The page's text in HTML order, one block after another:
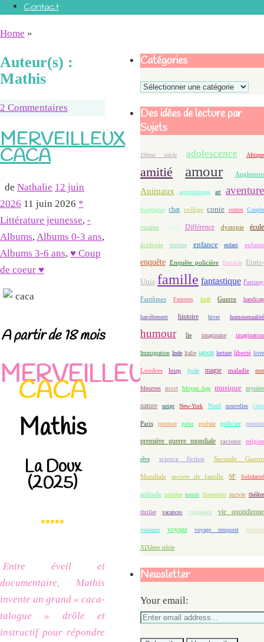
Contact
Home »
Auteur(s) :
Mathis
2 Commentaires
MERVEILLEUX
CACA
de Nathalie 12 juin
2026 11 juin 2026 *
Littérature jeunesse, -
Albums,Albums 0-3 ans,
Albums 3-6 ans, ♥ Coup
de coeur ♥
A partir de 18 mois
MERVEILLEUX
CACA
Mathis
La Doux
(2025)
*****
Entre éveil et
documentaire, Mathis
invente un grand « caca-
talogue » drôle et
instructif pour répondre
Catégories
Catégories
Des idées de lecture par
Sujets
19ème siècle adolescence Afrique
amitié amour Angleterre
Animaux apprentissage art aventure
biographie chat collège conte contes Couple
cuisine deuil Différence dystopie école
écologie écriture enfance enfant enfants
enquête Enquête policière Entraide Etats-
Unis famille fantastique Fantasy
Fantômes Femmes forêt Guerre handicap
harcèlement histoire hiver homosexualité
humour île imaginaire imagination
Immigration Inde Italie japon lecture liberté livre
Londres loup lycée magie maladie mer
Meurtres mort Moyen Age musique mystère
nature neige New-York Noël nouvelles Ours
Paris peinture peur poésie policier pouvoir
première guerre mondiale racisme religion
rêve science fiction Seconde Guerre
Mondiale secrets de famille SF Solidarité
solitude sorcière souris Souvenirs survie théâtre
thriller vacances vengeance vie quotidienne
violence voyage voyage temporel Western
XIXème siècle
Newsletter
Your email: